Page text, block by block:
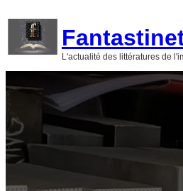
contenu
L'actualité des littératures de